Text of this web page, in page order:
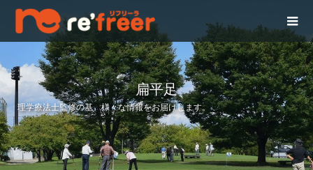
扁平足
理学療法士監修の基、様々な情報をお届けします。